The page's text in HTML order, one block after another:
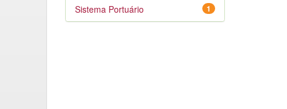
1
Sistema Portuário